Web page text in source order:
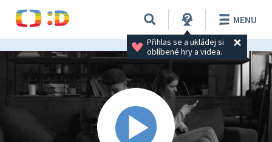
Přihlas se a ukládej si
oblíbené hry a videa.
MENU